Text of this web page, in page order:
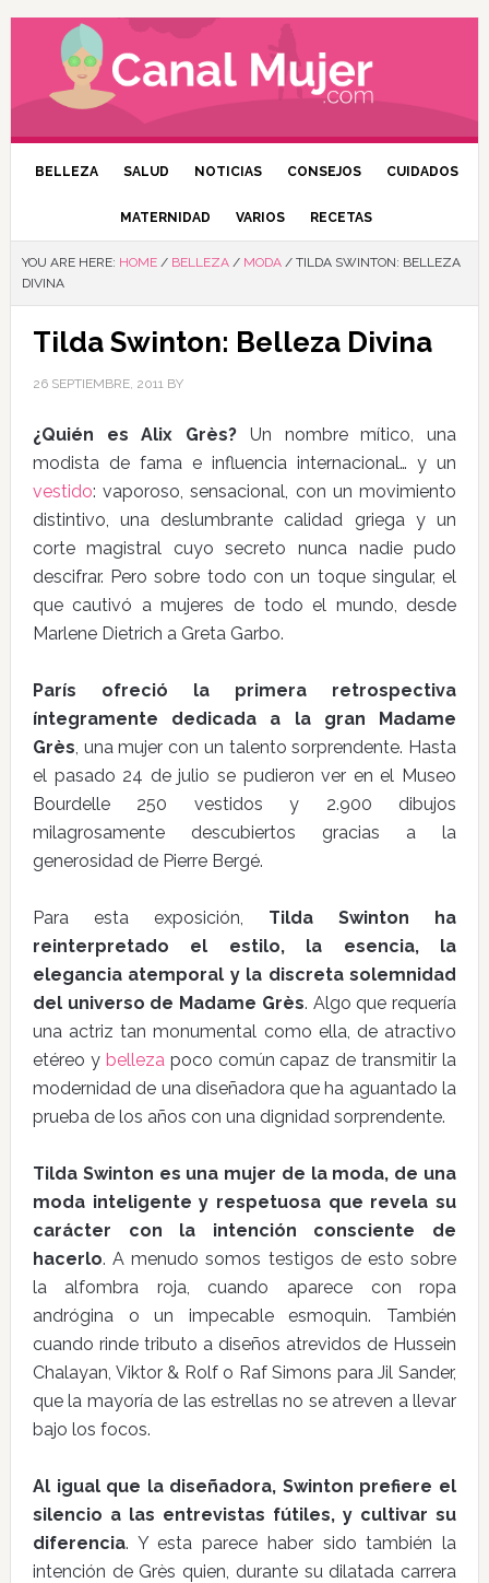
BELLEZA SALUD NOTICIAS CONSEJOS CUIDADOS
MATERNIDAD VARIOS RECETAS
YOU ARE HERE: HOME / BELLEZA / MODA /TILDA SWINTON: BELLEZA
DIVINA
Tilda Swinton: Belleza Divina
26 SEPTIEMBRE, 2011BY
¿Quién es Alix Grès? Un nombre mítico, una
modista de fama e influencia internacional… y un
vestido: vaporoso, sensacional, con un movimiento
distintivo, una deslumbrante calidad griega y un
corte magistral cuyo secreto nunca nadie pudo
descifrar. Pero sobre todo con un toque singular, el
que cautivó a mujeres de todo el mundo, desde
Marlene Dietrich a Greta Garbo.
París ofreció la primera retrospectiva
íntegramente dedicada a la gran Madame
Grès, una mujer con un talento sorprendente. Hasta
el pasado 24 de julio se pudieron ver en el Museo
Bourdelle 250 vestidos y 2.900 dibujos
milagrosamente descubiertos gracias a la
generosidad de Pierre Bergé.
Para esta exposición, Tilda Swinton ha
reinterpretado el estilo, la esencia, la
elegancia atemporal y la discreta solemnidad
del universo de Madame Grès. Algo que requería
una actriz tan monumental como ella, de atractivo
etéreo y bellezapoco común capaz de transmitir la
modernidad de una diseñadora que ha aguantado la
prueba de los años con una dignidad sorprendente.
Tilda Swinton es una mujer de la moda, de una
moda inteligente y respetuosa que revela su
carácter con la intención consciente de
hacerlo. A menudo somos testigos de esto sobre
la alfombra roja, cuando aparece con ropa
andrógina o un impecable esmoquin. También
cuando rinde tributo a diseños atrevidos de Hussein
Chalayan, Viktor & Rolf o Raf Simons para Jil Sander,
que la mayoría de las estrellas no se atreven a llevar
bajo los focos.
Al igual que la diseñadora, Swinton prefiere el
silencio a las entrevistas fútiles, y cultivar su
diferencia. Y esta parece haber sido también la
intención de Grès quien, durante su dilatada carrera